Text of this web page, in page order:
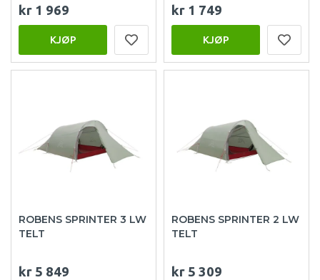
kr 1 969
KJØP
kr 1 749
KJØP
ROBENS SPRINTER 3 LW
TELT
kr 5 849
ROBENS SPRINTER 2 LW
TELT
kr 5 309